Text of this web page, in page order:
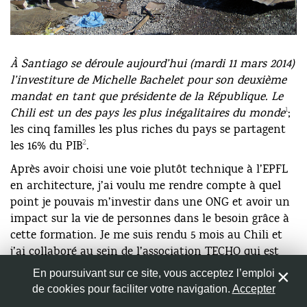
Adresse de messagerie *
Site web
Enregistrer mon nom, mon e-mail et mon site web dans
le navigateur pour mon prochain commentaire.
logements qui lui offrent un peu de confort, de
l’hygiène et de la sécurité. Conditions pour être libre!
BRAVO pour votre engagement!
chente fou
Envoyé le 11 mars 2014
seulement promesses c’tout.
Répondre
Sur. © Damien Magat
À Santiago se déroule aujourd’hui (mardi 11 mars 2014)
l’investiture de Michelle Bachelet pour son deuxième
mandat en tant que présidente de la République. Le
Chili est un des pays les plus inégalitaires du monde1;
les cinq familles les plus riches du pays se partagent
les 16% du PIB2.
Après avoir choisi une voie plutôt technique à l’EPFL
en architecture, j’ai voulu me rendre compte à quel
point je pouvais m’investir dans une ONG et avoir un
impact sur la vie de personnes dans le besoin grâce à
cette formation. Je me suis rendu 5 mois au Chili et
j’ai collaboré au sein de l’association TECHO qui est
très active dans la reconstruction de bidonvilles. Voici
les impressions que j’en ai eues et le contexte dans
En poursuivant sur ce site, vous acceptez l’emploi
de cookies pour faciliter votre navigation. Accepter